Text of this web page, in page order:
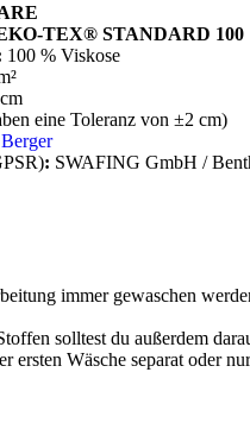
TEX® STANDARD 100
100 % Viskose
eine Toleranz von ±2 cm)
: SWAFING GmbH /
immer gewaschen
solltest du außerdem
ersten Wäsche separat oder